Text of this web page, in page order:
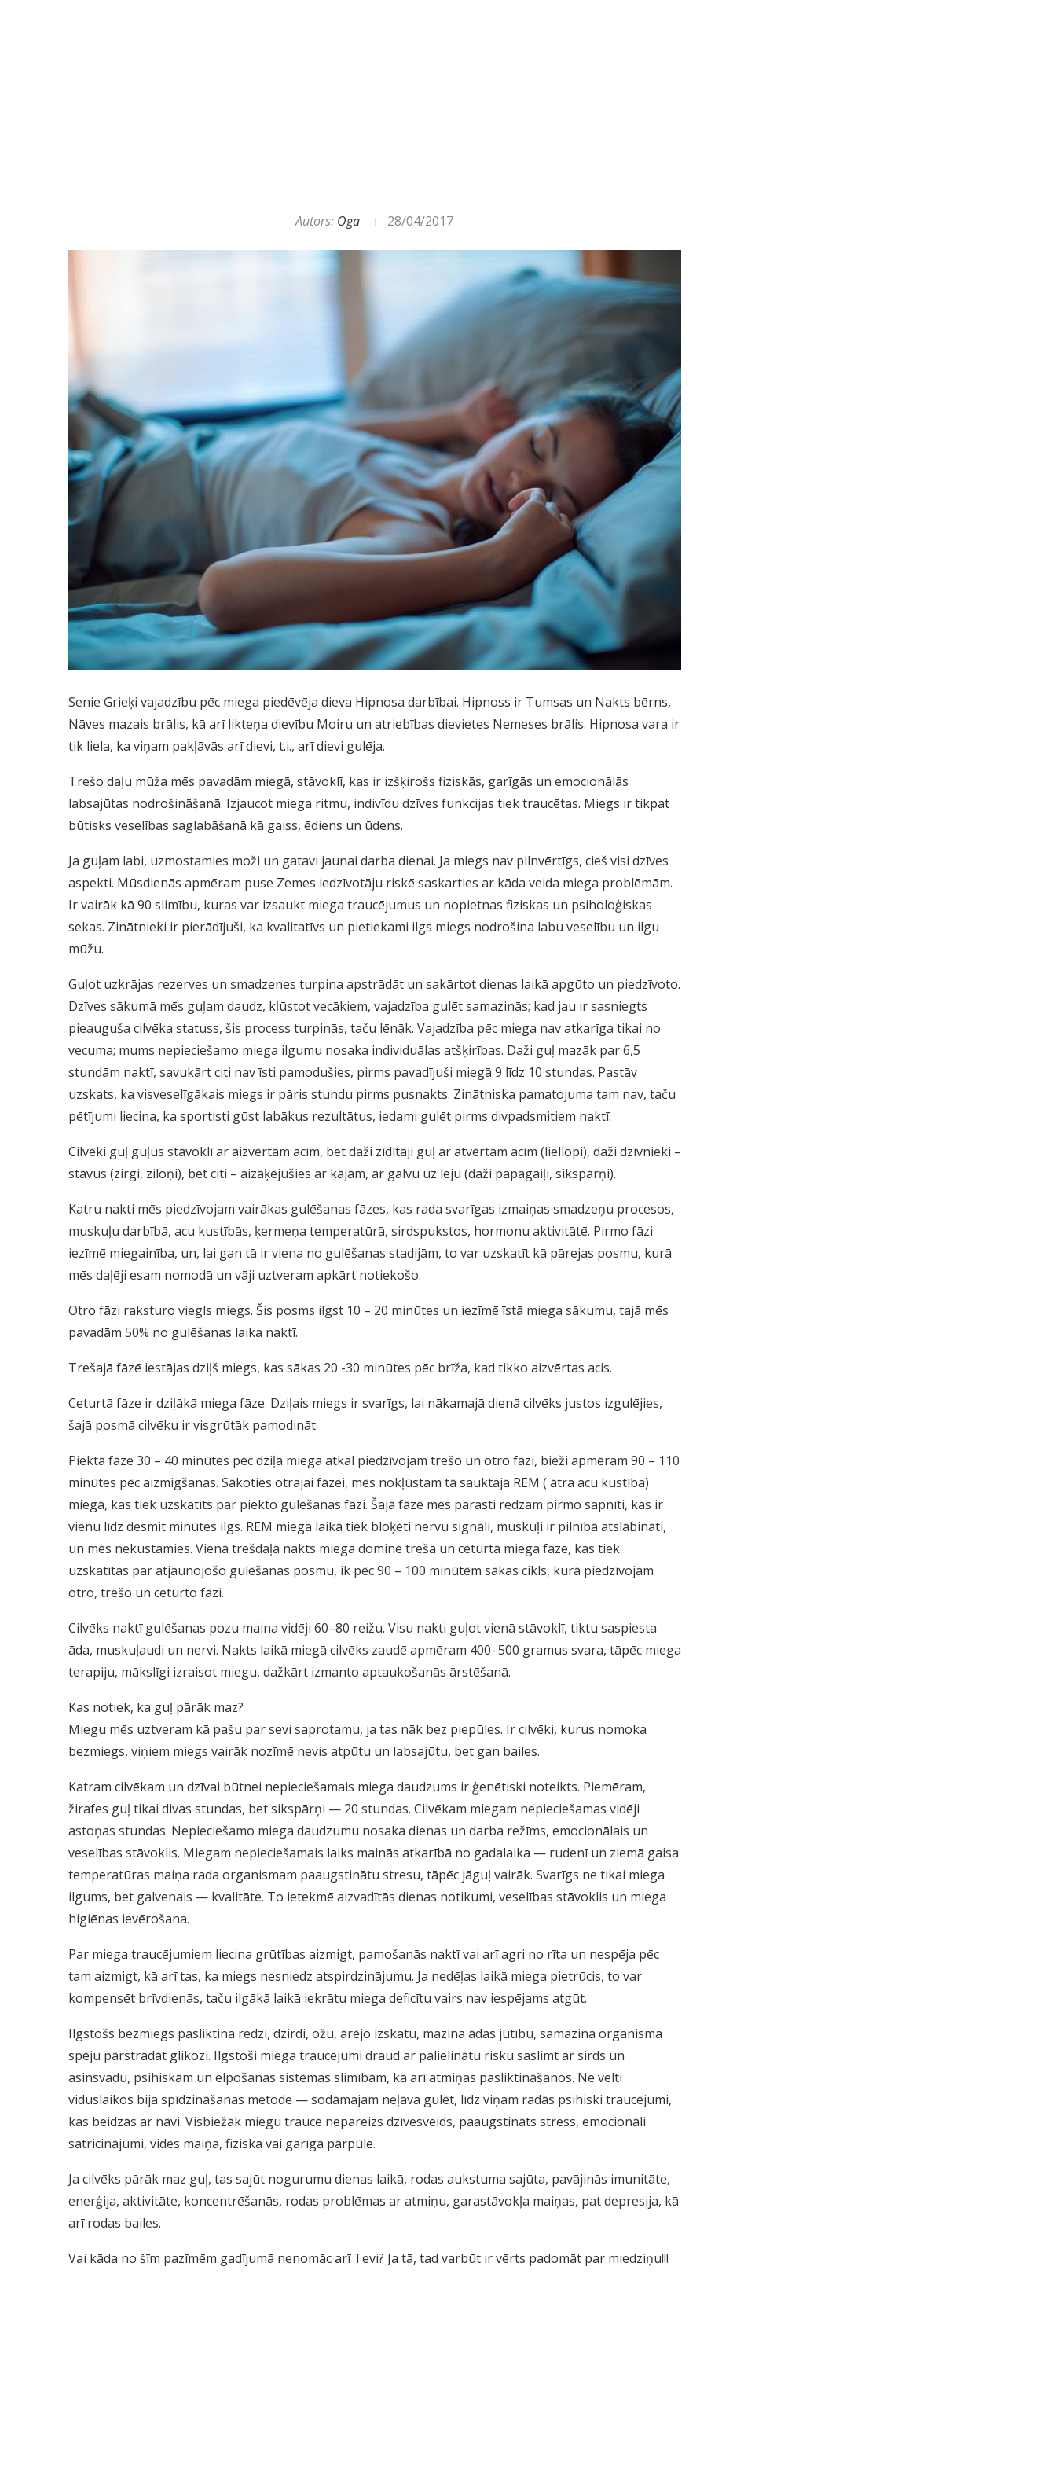
Autors: Oga 28/04/2017
Senie Grieķi vajadzību pēc miega piedēvēja dieva Hipnosa darbībai. Hipnoss ir Tumsas un Nakts bērns,
Nāves mazais brālis, kā arī likteņa dievību Moiru un atriebības dievietes Nemeses brālis. Hipnosa vara ir
tik liela, ka viņam pakļāvās arī dievi, t.i., arī dievi gulēja.
Trešo daļu mūža mēs pavadām miegā, stāvoklī, kas ir izšķirošs fiziskās, garīgās un emocionālās
labsajūtas nodrošināšanā. Izjaucot miega ritmu, indivīdu dzīves funkcijas tiek traucētas. Miegs ir tikpat
būtisks veselības saglabāšanā kā gaiss, ēdiens un ūdens.
Ja guļam labi, uzmostamies moži un gatavi jaunai darba dienai. Ja miegs nav pilnvērtīgs, cieš visi dzīves
aspekti. Mūsdienās apmēram puse Zemes iedzīvotāju riskē saskarties ar kāda veida miega problēmām.
Ir vairāk kā 90 slimību, kuras var izsaukt miega traucējumus un nopietnas fiziskas un psiholoģiskas
sekas. Zinātnieki ir pierādījuši, ka kvalitatīvs un pietiekami ilgs miegs nodrošina labu veselību un ilgu
mūžu.
Guļot uzkrājas rezerves un smadzenes turpina apstrādāt un sakārtot dienas laikā apgūto un piedzīvoto.
Dzīves sākumā mēs guļam daudz, kļūstot vecākiem, vajadzība gulēt samazinās; kad jau ir sasniegts
pieauguša cilvēka statuss, šis process turpinās, taču lēnāk. Vajadzība pēc miega nav atkarīga tikai no
vecuma; mums nepieciešamo miega ilgumu nosaka individuālas atšķirības. Daži guļ mazāk par 6,5
stundām naktī, savukārt citi nav īsti pamodušies, pirms pavadījuši miegā 9 līdz 10 stundas. Pastāv
uzskats, ka visveselīgākais miegs ir pāris stundu pirms pusnakts. Zinātniska pamatojuma tam nav, taču
pētījumi liecina, ka sportisti gūst labākus rezultātus, iedami gulēt pirms divpadsmitiem naktī.
Cilvēki guļ guļus stāvoklī ar aizvērtām acīm, bet daži zīdītāji guļ ar atvērtām acīm (liellopi), daži dzīvnieki –
stāvus (zirgi, ziloņi), bet citi – aizāķējušies ar kājām, ar galvu uz leju (daži papagaiļi, sikspārņi).
Katru nakti mēs piedzīvojam vairākas gulēšanas fāzes, kas rada svarīgas izmaiņas smadzeņu procesos,
muskuļu darbībā, acu kustībās, ķermeņa temperatūrā, sirdspukstos, hormonu aktivitātē. Pirmo fāzi
iezīmē miegainība, un, lai gan tā ir viena no gulēšanas stadijām, to var uzskatīt kā pārejas posmu, kurā
mēs daļēji esam nomodā un vāji uztveram apkārt notiekošo.
Otro fāzi raksturo viegls miegs. Šis posms ilgst 10 – 20 minūtes un iezīmē īstā miega sākumu, tajā mēs
pavadām 50% no gulēšanas laika naktī.
Trešajā fāzē iestājas dziļš miegs, kas sākas 20 -30 minūtes pēc brīža, kad tikko aizvērtas acis.
Ceturtā fāze ir dziļākā miega fāze. Dziļais miegs ir svarīgs, lai nākamajā dienā cilvēks justos izgulējies,
šajā posmā cilvēku ir visgrūtāk pamodināt.
Piektā fāze 30 – 40 minūtes pēc dziļā miega atkal piedzīvojam trešo un otro fāzi, bieži apmēram 90 – 110
minūtes pēc aizmigšanas. Sākoties otrajai fāzei, mēs nokļūstam tā sauktajā REM ( ātra acu kustība)
miegā, kas tiek uzskatīts par piekto gulēšanas fāzi. Šajā fāzē mēs parasti redzam pirmo sapnīti, kas ir
vienu līdz desmit minūtes ilgs. REM miega laikā tiek bloķēti nervu signāli, muskuļi ir pilnībā atslābināti,
un mēs nekustamies. Vienā trešdaļā nakts miega dominē trešā un ceturtā miega fāze, kas tiek
uzskatītas par atjaunojošo gulēšanas posmu, ik pēc 90 – 100 minūtēm sākas cikls, kurā piedzīvojam
otro, trešo un ceturto fāzi.
Cilvēks naktī gulēšanas pozu maina vidēji 60–80 reižu. Visu nakti guļot vienā stāvoklī, tiktu saspiesta
āda, muskuļaudi un nervi. Nakts laikā miegā cilvēks zaudē apmēram 400–500 gramus svara, tāpēc miega
terapiju, mākslīgi izraisot miegu, dažkārt izmanto aptaukošanās ārstēšanā.
Kas notiek, ka guļ pārāk maz?
Miegu mēs uztveram kā pašu par sevi saprotamu, ja tas nāk bez piepūles. Ir cilvēki, kurus nomoka
bezmiegs, viņiem miegs vairāk nozīmē nevis atpūtu un labsajūtu, bet gan bailes.
Katram cilvēkam un dzīvai būtnei nepieciešamais miega daudzums ir ģenētiski noteikts. Piemēram,
žirafes guļ tikai divas stundas, bet sikspārņi — 20 stundas. Cilvēkam miegam nepieciešamas vidēji
astoņas stundas. Nepieciešamo miega daudzumu nosaka dienas un darba režīms, emocionālais un
veselības stāvoklis. Miegam nepieciešamais laiks mainās atkarībā no gadalaika — rudenī un ziemā gaisa
temperatūras maiņa rada organismam paaugstinātu stresu, tāpēc jāguļ vairāk. Svarīgs ne tikai miega
ilgums, bet galvenais — kvalitāte. To ietekmē aizvadītās dienas notikumi, veselības stāvoklis un miega
higiēnas ievērošana.
Par miega traucējumiem liecina grūtības aizmigt, pamošanās naktī vai arī agri no rīta un nespēja pēc
tam aizmigt, kā arī tas, ka miegs nesniedz atspirdzinājumu. Ja nedēļas laikā miega pietrūcis, to var
kompensēt brīvdienās, taču ilgākā laikā iekrātu miega deficītu vairs nav iespējams atgūt.
Ilgstošs bezmiegs pasliktina redzi, dzirdi, ožu, ārējo izskatu, mazina ādas jutību, samazina organisma
spēju pārstrādāt glikozi. Ilgstoši miega traucējumi draud ar palielinātu risku saslimt ar sirds un
asinsvadu, psihiskām un elpošanas sistēmas slimībām, kā arī atmiņas pasliktināšanos. Ne velti
viduslaikos bija spīdzināšanas metode — sodāmajam neļāva gulēt, līdz viņam radās psihiski traucējumi,
kas beidzās ar nāvi. Visbiežāk miegu traucē nepareizs dzīvesveids, paaugstināts stress, emocionāli
satricinājumi, vides maiņa, fiziska vai garīga pārpūle.
Ja cilvēks pārāk maz guļ, tas sajūt nogurumu dienas laikā, rodas aukstuma sajūta, pavājinās imunitāte,
enerģija, aktivitāte, koncentrēšanās, rodas problēmas ar atmiņu, garastāvokļa maiņas, pat depresija, kā
arī rodas bailes.
Vai kāda no šīm pazīmēm gadījumā nenomāc arī Tevi? Ja tā, tad varbūt ir vērts padomāt par miedziņu!!!